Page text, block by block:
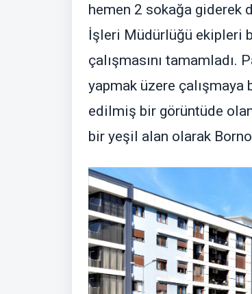
hemen 2 sokağa giderek
İşleri Müdürlüğü ekipleri
çalışmasını tamamladı.
yapmak üzere çalışmaya
edilmiş bir görüntüde
bir yeşil alan olarak